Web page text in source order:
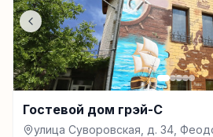
Гостевой дом грэй-С
улица Суворовская, д. 34,